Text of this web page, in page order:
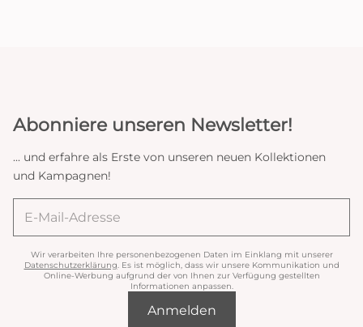
Abonniere unseren Newsletter!
... und erfahre als Erste von unseren neuen Kollektionen
und Kampagnen!
Wir verarbeiten Ihre personenbezogenen Daten im Einklang mit unserer
Datenschutzerklärung . Es ist möglich, dass wir unsere Kommunikation und
Online-Werbung aufgrund der von Ihnen zur Verfügung gestellten
Informationen anpassen.
Anmelden